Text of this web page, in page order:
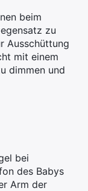
beim
zu
Ausschüttung
mit einem
dimmen und
bei
des Babys
Arm der